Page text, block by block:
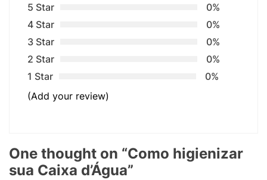
5 Star
0%
4 Star
0%
3 Star
0%
2 Star
0%
1 Star
0%
(Add your review)
One thought on “Como higienizar
sua Caixa d’Água”